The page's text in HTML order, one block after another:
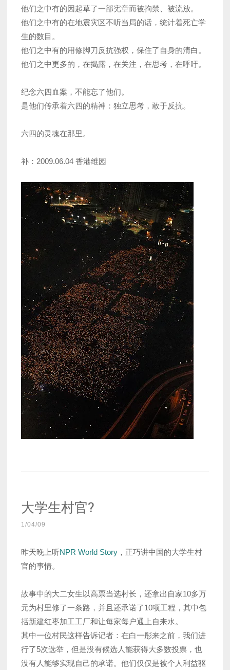
他们之中有的因起草了一部宪章而被拘禁、被流放。
他们之中有的在地震灾区不听当局的话，统计着死亡学
生的数目。
他们之中有的用修脚刀反抗强权，保住了自身的清白。
他们之中更多的，在揭露，在关注，在思考，在呼吁。
纪念六四血案，不能忘了他们。
是他们传承着六四的精神：独立思考，敢于反抗。
六四的灵魂在那里。
补：2009.06.04 香港维园
大学生村官?
1/04/09
昨天晚上听NPR World Story ，正巧讲中国的大学生村
官的事情。
故事中的大二女生以高票当选村长，还拿出自家10多万
元为村里修了一条路，并且还承诺了10项工程，其中包
括新建红枣加工工厂和让每家每户通上自来水。
其中一位村民这样告诉记者：在白一彤来之前，我们进
行了5次选举，但是没有候选人能获得大多数投票，也
没有人能够实现自己的承诺。他们仅仅是被个人利益驱